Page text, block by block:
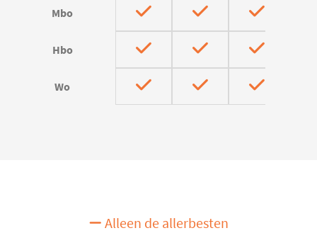
Mbo
Hbo
Wo
Alleen de allerbesten